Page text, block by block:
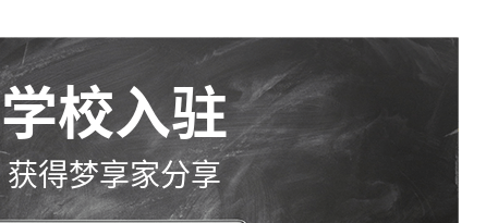
学校入驻
获得梦享家分享